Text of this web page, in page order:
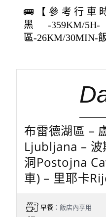
🚌【參考行車
黑-
區-26KM/30MIN-
布雷德湖區 –
Ljubljana – 波
洞Postojna
車) – 里耶卡
早餐：飯店內享用